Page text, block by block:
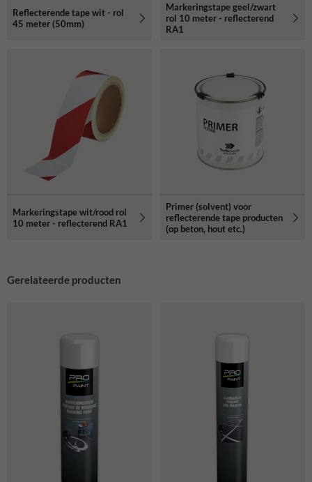
Reflecterende tape wit - rol
45 meter (50mm)
Markeringstape geel/zwart
rol 10 meter - reflecterend
RA1
Markeringstape wit/rood rol
10 meter - reflecterend RA1
Primer (solvent) voor
reflecterende tape producten
(op beton, hout etc.)
Gerelateerde producten